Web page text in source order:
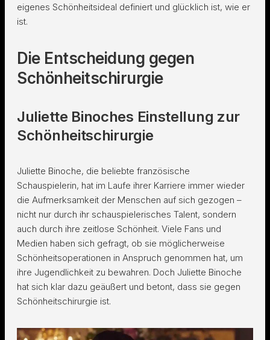
eigenes Schönheitsideal definiert und glücklich ist, wie er
ist.
Die Entscheidung gegen
Schönheitschirurgie
Juliette Binoches Einstellung zur
Schönheitschirurgie
Juliette Binoche, die beliebte französische
Schauspielerin, hat im Laufe ihrer Karriere immer wieder
die Aufmerksamkeit der Menschen auf sich gezogen –
nicht nur durch ihr schauspielerisches Talent, sondern
auch durch ihre zeitlose Schönheit. Viele Fans und
Medien haben sich gefragt, ob sie möglicherweise
Schönheitsoperationen in Anspruch genommen hat, um
ihre Jugendlichkeit zu bewahren. Doch Juliette Binoche
hat sich klar dazu geäußert und betont, dass sie gegen
Schönheitschirurgie ist.